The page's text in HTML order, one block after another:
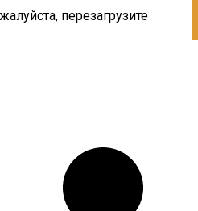
перезагрузите